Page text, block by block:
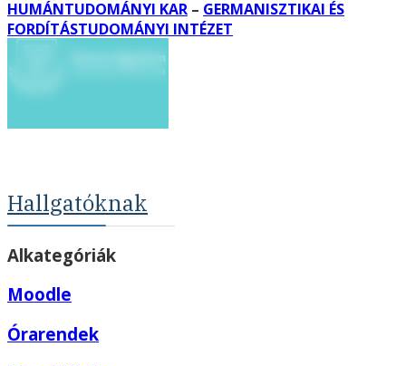
HUMÁNTUDOMÁNYI KAR – GERMANISZTIKAI ÉS
FORDÍTÁSTUDOMÁNYI INTÉZET
Hallgatóknak
Alkategóriák
Moodle
Órarendek